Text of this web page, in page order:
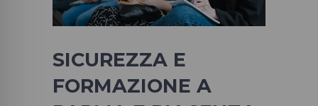
SICUREZZA E
FORMAZIONE A